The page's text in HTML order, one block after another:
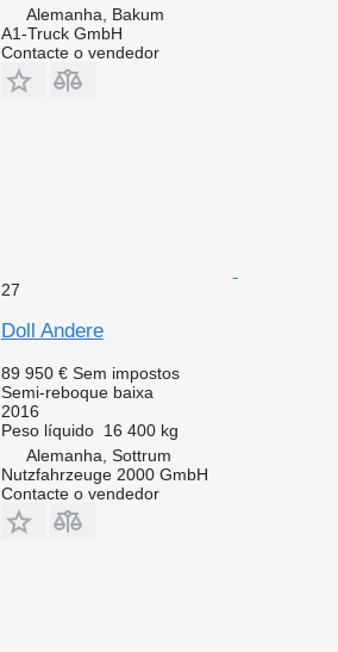
Alemanha, Bakum
A1-Truck GmbH
Contacte o vendedor
27
Doll Andere
89 950 € Sem impostos
Semi-reboque baixa
2016
Peso líquido 16 400 kg
Alemanha, Sottrum
Nutzfahrzeuge 2000 GmbH
Contacte o vendedor